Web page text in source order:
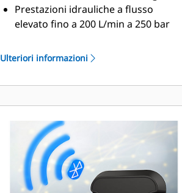
Prestazioni idrauliche a flusso
elevato fino a 200 L/min a 250 bar
flusso elevato
punto di ingrassaggio, collegabile al
La scatola degli ingranaggi è piena
d'olio per assicurare una
lubrificazione costante ed estendere
la vita utile del rotore
I tubi flessibil in acciaio ad ampio
Ulteriori informazioni